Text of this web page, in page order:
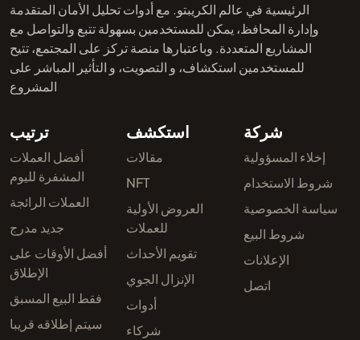
الرئيسية في عالم الكريبتو. مع أدوات تحليل الأمان المتقدمة
وإدارة المحافظ، يمكن للمستخدمين بسهولة تتبع والتواصل مع
المشاريع المتعددة. وباعتبارها منصة تركز على المجتمع، تتيح
للمستخدمين استكشاف، و التصويت، و التأثير المباشر على
المشروع
ترتيب
أفضل العملات
المشفرة لليوم
العملات الرائجة
جديد مدرج
أفضل الأوقات على
الإطلاق
فقط البيع المسبق
سيتم إطلاقه قريبا
استكشف
مقالات
NFT
العروض الأولية
للعملات
تقويم الأحداث
الإنزال الجوي
أدوات
شركاء
شركة
إخلاء المسؤولية
شروط الاستخدام
سياسة الخصوصية
شروط البيع
الإعلانات
اتصل